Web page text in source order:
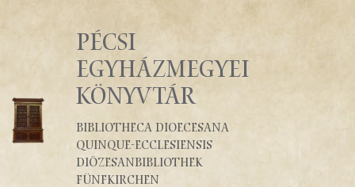
PÉCSI
EGYHÁZMEGYEI
KÖNYVTÁR
Bibliotheca Dioecesana
Quinque-Ecclesiensis
Diözesanbibliothek
Fünfkirchen